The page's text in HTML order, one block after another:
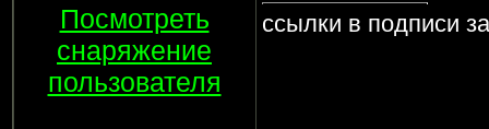
Посмотреть
снаряжение
пользователя
ссылки в подписи